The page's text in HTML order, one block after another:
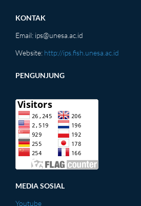
KONTAK
Email: ips@unesa.ac.id
Website: http://ips.fish.unesa.ac.id
PENGUNJUNG
MEDIA SOSIAL
Youtube